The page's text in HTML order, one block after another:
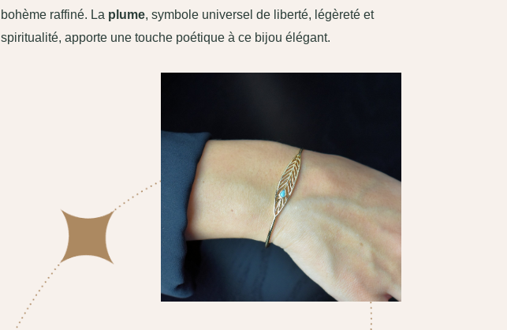
bohème raffiné. La plume, symbole universel de liberté, légèreté et
spiritualité, apporte une touche poétique à ce bijou élégant.